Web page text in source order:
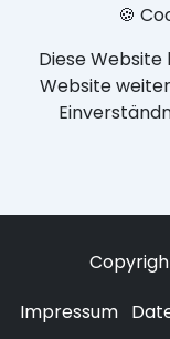
🍪
Diese Website
Website
Impressum